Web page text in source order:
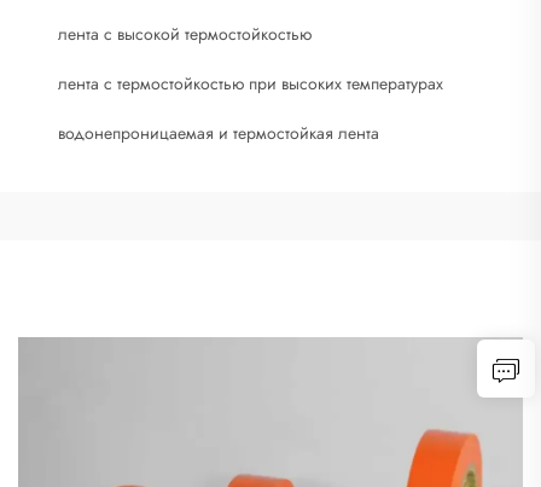
лента с высокой термостойкостью
лента с термостойкостью при высоких температурах
водонепроницаемая и термостойкая лента